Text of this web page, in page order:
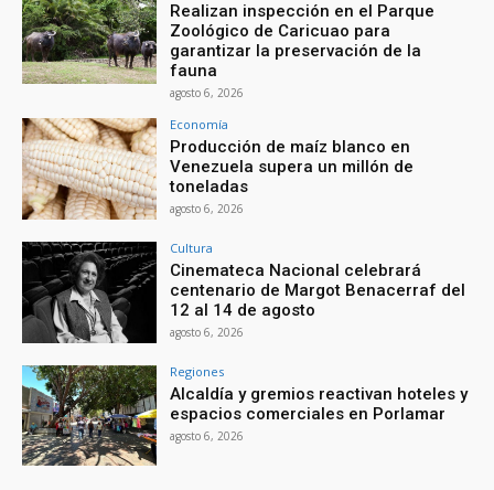
Realizan inspección en el Parque
Zoológico de Caricuao para
garantizar la preservación de la
fauna
agosto 6, 2026
Economía
Producción de maíz blanco en
Venezuela supera un millón de
toneladas
agosto 6, 2026
Cultura
Cinemateca Nacional celebrará
centenario de Margot Benacerraf del
12 al 14 de agosto
agosto 6, 2026
Regiones
Alcaldía y gremios reactivan hoteles y
espacios comerciales en Porlamar
agosto 6, 2026